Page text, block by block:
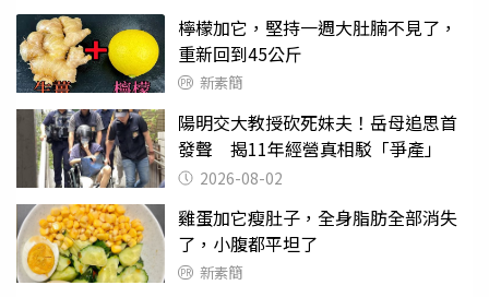
檸檬加它，堅持一週大肚腩不見了，
重新回到45公斤
新素簡
陽明交大教授砍死妹夫！岳母追思首
發聲 揭11年經營真相駁「爭產」
2026-08-02
雞蛋加它瘦肚子，全身脂肪全部消失
了，小腹都平坦了
新素簡